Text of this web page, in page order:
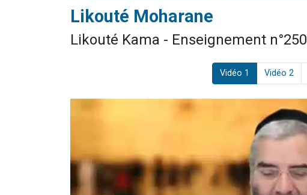
Likouté Moharane
Likouté Kama - Enseignement n°250
Vidéo 1 Vidéo 2